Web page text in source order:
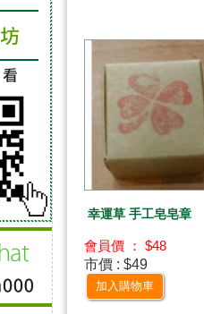
幸運草 手工皂皂章
會員價 ： $48
市價 : $49
加入購物車